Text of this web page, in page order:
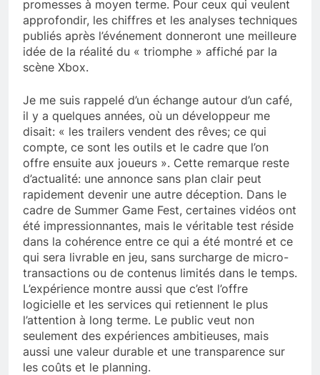
promesses à moyen terme. Pour ceux qui veulent
approfondir, les chiffres et les analyses techniques
publiés après l’événement donneront une meilleure
idée de la réalité du « triomphe » affiché par la
scène Xbox.
Je me suis rappelé d’un échange autour d’un café,
il y a quelques années, où un développeur me
disait: « les trailers vendent des rêves; ce qui
compte, ce sont les outils et le cadre que l’on
offre ensuite aux joueurs ». Cette remarque reste
d’actualité: une annonce sans plan clair peut
rapidement devenir une autre déception. Dans le
cadre de Summer Game Fest, certaines vidéos ont
été impressionnantes, mais le véritable test réside
dans la cohérence entre ce qui a été montré et ce
qui sera livrable en jeu, sans surcharge de micro-
transactions ou de contenus limités dans le temps.
L’expérience montre aussi que c’est l’offre
logicielle et les services qui retiennent le plus
l’attention à long terme. Le public veut non
seulement des expériences ambitieuses, mais
aussi une valeur durable et une transparence sur
les coûts et le planning.